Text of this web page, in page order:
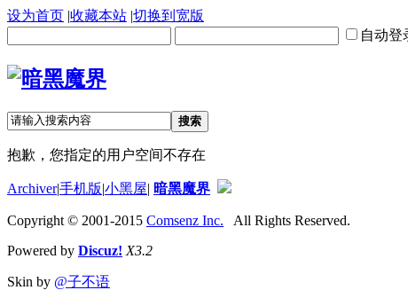
设为首页 |收藏本站 |切换到宽版
自动登
搜索
抱歉，您指定的用户空间不存在
Archiver|手机版|小黑屋| 暗黑魔界
Copyright © 2001-2015 Comsenz Inc. All Rights Reserved.
Powered by Discuz! X3.2
Skin by @子不语